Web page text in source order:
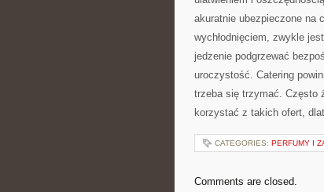
akuratnie ubezpieczone na
wychłodnięciem, zwykle
jedzenie podgrzewać
uroczystość. Catering
trzeba się trzymać. Często
korzystać z takich ofert,
CATEGORIES: PERFUMY I
Comments are closed.